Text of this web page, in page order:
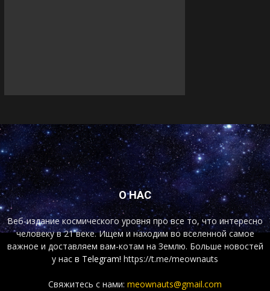
О НАС
Веб-издание космического уровня про все то, что интересно
человеку в 21 веке. Ищем и находим во вселенной самое
важное и доставляем вам-котам на Землю. Больше новостей
у нас в Telegram! https://t.me/meownauts
Свяжитесь с нами: meownauts@gmail.com